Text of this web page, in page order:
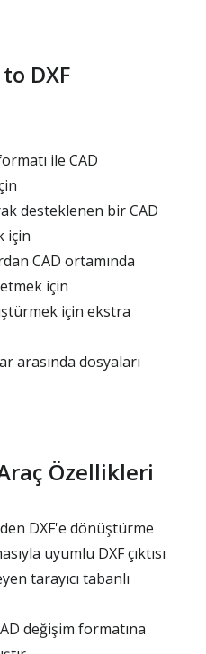
DXF
ile CAD
desteklenen bir CAD
için
CAD ortamında
için
için ekstra
arasında dosyaları
Özellikleri
DXF'e dönüştürme
uyumlu DXF çıktısı
tarayıcı tabanlı
değişim formatına